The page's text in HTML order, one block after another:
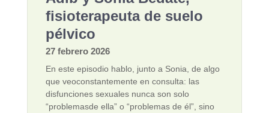
fisioterapeuta de suelo
pélvico
27 febrero 2026
En este episodio hablo, junto a Sonia, de algo
que veoconstantemente en consulta: las
disfunciones sexuales nunca son solo
“problemasde ella” o “problemas de él”, sino